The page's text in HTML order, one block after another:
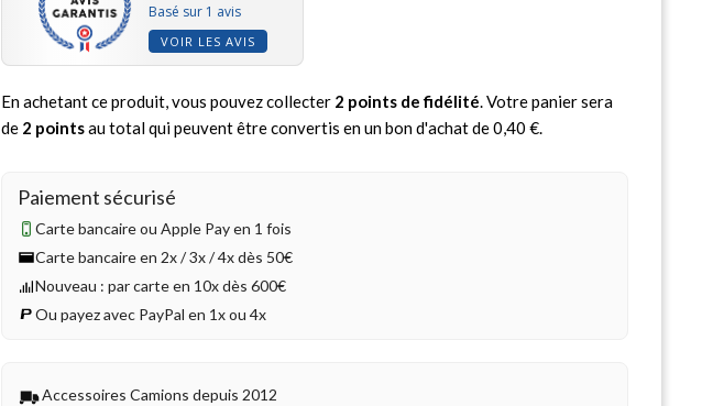
Basé sur 1 avis
VOIR LES AVIS
En achetant ce produit, vous pouvez collecter 2 points de fidélité . Votre panier sera
de 2 pointsau total qui peuvent être convertis en un bon d'achat de0,40 €
Paiement sécurisé
Carte bancaire ou Apple Pay en 1 fois
Carte bancaire en 2x / 3x / 4x dès 50€
Nouveau : par carte en 10x dès 600€
Ou payez avec PayPal en 1x ou 4x
Accessoires Camions depuis 2012